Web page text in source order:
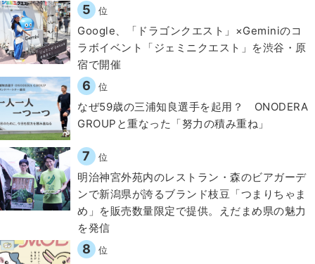
5 位
Google、「ドラゴンクエスト」×Geminiのコ
ラボイベント「ジェミニクエスト」を渋谷・原
宿で開催
6 位
なぜ59歳の三浦知良選手を起用？ ONODERA
GROUPと重なった「努力の積み重ね」
7 位
明治神宮外苑内のレストラン・森のビアガーデ
ンで新潟県が誇るブランド枝豆「つまりちゃま
め」を販売数量限定で提供。えだまめ県の魅力
を発信
8 位